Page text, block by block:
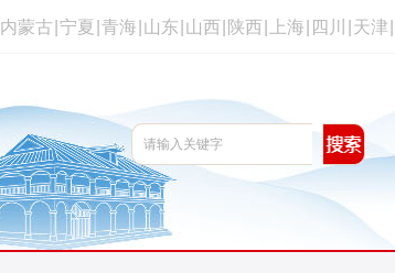
内蒙古 宁夏 青海 山东 山西 陕西 上海 四川 天津